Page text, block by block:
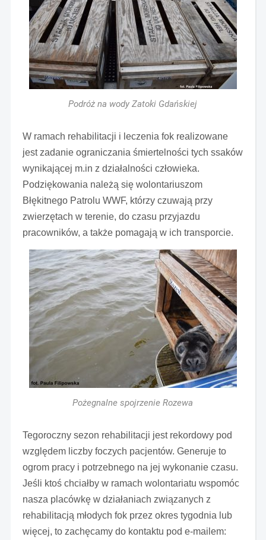
Podróż na wody Zatoki Gdańskiej
W ramach rehabilitacji i leczenia fok realizowane
jest zadanie ograniczania śmiertelności tych ssaków
wynikającej m.in z działalności człowieka.
Podziękowania należą się wolontariuszom
Błękitnego Patrolu WWF, którzy czuwają przy
zwierzętach w terenie, do czasu przyjazdu
pracowników, a także pomagają w ich transporcie.
Pożegnalne spojrzenie Rozewa
Tegoroczny sezon rehabilitacji jest rekordowy pod
względem liczby foczych pacjentów. Generuje to
ogrom pracy i potrzebnego na jej wykonanie czasu.
Jeśli ktoś chciałby w ramach wolontariatu wspomóc
nasza placówkę w działaniach związanych z
rehabilitacją młodych fok przez okres tygodnia lub
więcej, to zachęcamy do kontaktu pod e-mailem: